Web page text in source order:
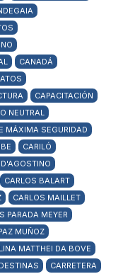
CANADÁ
CAPACITACIÓN
NEUTRAL
MÁXIMA SEGURIDAD
CARILÓ
CARLOS BALART
CARLOS MAILLET
PARADA MEYER
MUÑOZ
MATTHEI DA BOVE
CARRETERA